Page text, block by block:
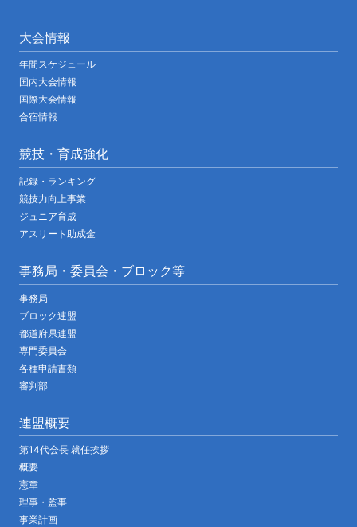
大会情報
年間スケジュール
国内大会情報
国際大会情報
合宿情報
競技・育成強化
記録・ランキング
競技力向上事業
ジュニア育成
アスリート助成金
事務局・委員会・ブロック等
事務局
ブロック連盟
都道府県連盟
専門委員会
各種申請書類
審判部
連盟概要
第14代会長 就任挨拶
概要
憲章
理事・監事
事業計画